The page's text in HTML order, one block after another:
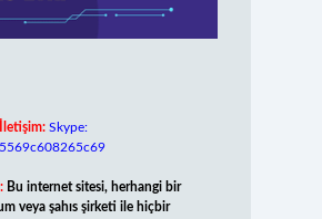
Skype:
Bu internet sitesi, herhangi bir
veya şahıs şirketi ile hiçbir